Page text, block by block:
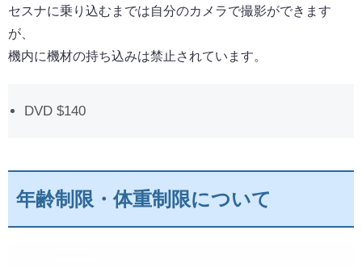
セスナに乗り込むまでは自分のカメラで撮影ができます
が、
機内に機材の持ち込みは禁止されています。
DVD $140
年齢制限・体重制限について